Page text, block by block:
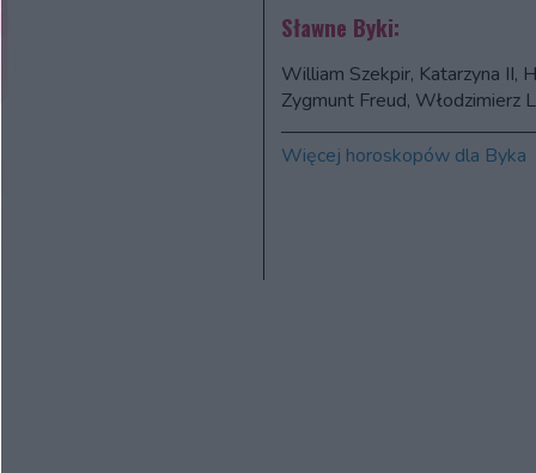
Sławne Byki:
William Szekpir, Katarzyna II,
Zygmunt Freud, Włodzimierz
Więcej horoskopów dla Byka